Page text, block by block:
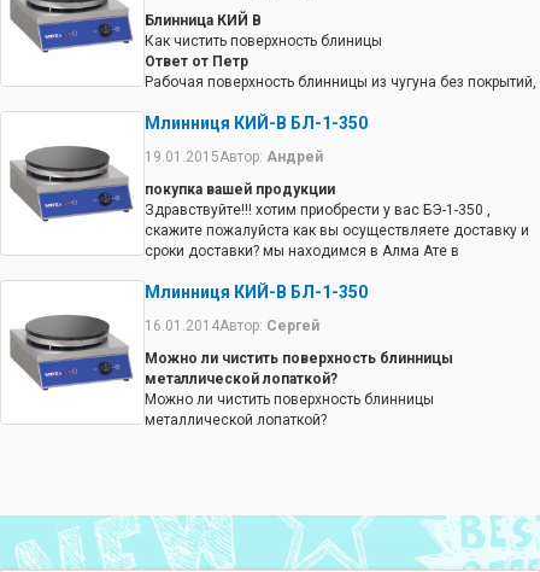
Блинница КИЙ В
Как чистить поверхность блиницы
Ответ от Петр
Рабочая поверхность блинницы из чугуна без покрытий,
ветошью, с растительным маслом.
Млинниця КИЙ-В БЛ-1-350
19.01.2015Автор: Андрей
покупка вашей продукции
Здравствуйте!!! хотим приобрести у вас БЭ-1-350 ,
скажите пожалуйста как вы осуществляете доставку и
сроки доставки? мы находимся в Алма Ате в
вашей продукции, предусмотрены ли скидки?
Оплата производится любым способом. Доставка
международным перевозчиком.
Млинниця КИЙ-В БЛ-1-350
16.01.2014Автор: Сергей
Можно ли чистить поверхность блинницы
металлической лопаткой?
Можно ли чистить поверхность блинницы
металлической лопаткой?